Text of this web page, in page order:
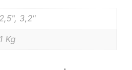
2,5", 3,2"
1 Kg